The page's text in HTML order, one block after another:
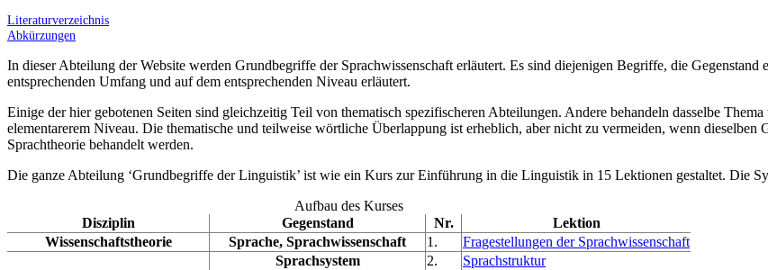
Literaturverzeichnis
Abkürzungen
In dieser Abteilung der Website werden Grundbegriffe der Sprachwissenschaft erläutert. Es sind diejenigen Begriffe, die
entsprechenden Umfang und auf dem entsprechenden Niveau erläutert.
Einige der hier gebotenen Seiten sind gleichzeitig Teil von thematisch spezifischeren Abteilungen. Andere behandeln dasselbe
elementarerem Niveau. Die thematische und teilweise wörtliche Überlappung ist erheblich, aber nicht zu vermeiden, wenn
Sprachtheorie behandelt werden.
Die ganze Abteilung ‘Grundbegriffe der Linguistik’ ist wie ein Kurs zur Einführung in die Linguistik in 15 Lektionen gestaltet. Die
Aufbau des Kurses
Disziplin
Gegenstand Nr.
Lektion
Wissenschaftstheorie
Sprache, Sprachwissenschaft 1. Fragestellungen der Sprachwissenschaft
Sprachsystem 2.
Sprachstruktur